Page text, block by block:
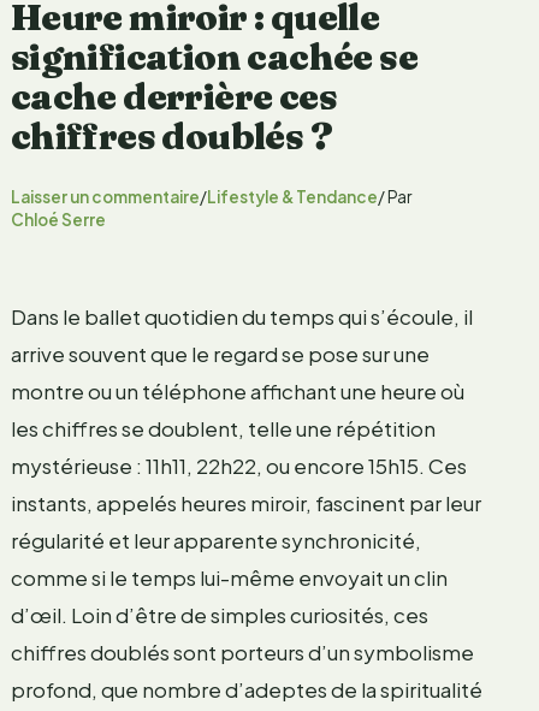
Heure miroir : quelle
signification cachée se
cache derrière ces
chiffres doublés ?
Laisser un commentaire/Lifestyle & Tendance/ Par
Chloé Serre
Dans le ballet quotidien du temps qui s’écoule, il
arrive souvent que le regard se pose sur une
montre ou un téléphone affichant une heure où
les chiffres se doublent, telle une répétition
mystérieuse : 11h11, 22h22, ou encore 15h15. Ces
instants, appelés heures miroir, fascinent par leur
régularité et leur apparente synchronicité,
comme si le temps lui-même envoyait un clin
d’œil. Loin d’être de simples curiosités, ces
chiffres doublés sont porteurs d’un symbolisme
profond, que nombre d’adeptes de la spiritualité